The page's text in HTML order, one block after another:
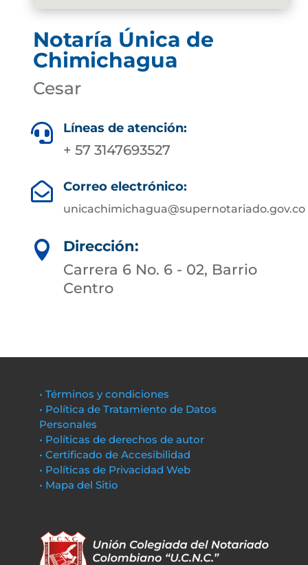
Notaría Única de
Chimichagua
Cesar
 Líneas de atención:
+ 57 3147693527
 Correo electrónico:
unicachimichagua@supernotariado.gov.co

Dirección:
Carrera 6 No. 6 - 02, Barrio
Centro
• Términos y condiciones
• Política de Tratamiento de Datos
Personales
• Políticas de derechos de autor
• Certificado de Accesibilidad
• Políticas de Privacidad Web
• Mapa del Sitio